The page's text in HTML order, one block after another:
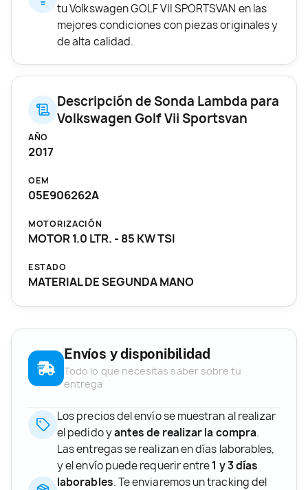
tu Volkswagen GOLF VII SPORTSVAN en las
mejores condiciones con piezas originales y
de alta calidad.
Descripción de Sonda Lambda para
Volkswagen Golf Vii Sportsvan
AÑO
2017
OEM
05E906262A
MOTORIZACIÓN
MOTOR 1.0 LTR. - 85 KW TSI
ESTADO
MATERIAL DE SEGUNDA MANO
Envíos y disponibilidad
Todo lo que necesitas saber sobre tu
entrega
Los precios del envío se muestran al realizar
el pedido yantes de realizar la compra.
Las entregas se realizan en días laborables,
y el envío puede requerir entre1 y 3 días
laborables. Te enviaremos un tracking del